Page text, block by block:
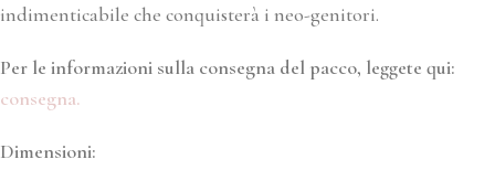
indimenticabile che conquisterà i neo-genitori.
Per le informazioni sulla consegna del pacco, leggete qui:
consegna.
Dimensioni: